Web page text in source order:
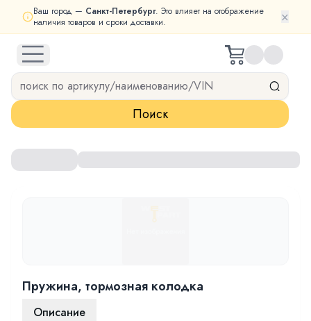
Ваш город — Санкт-Петербург. Это влияет на отображение
наличия товаров и сроки доставки.
×
open navigation menu
Поиск
Пружина, тормозная колодка
Описание